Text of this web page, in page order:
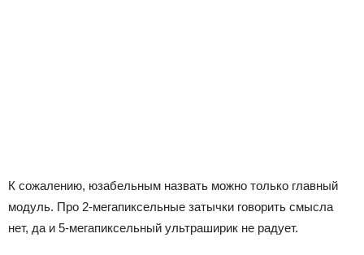
К сожалению, юзабельным назвать можно только главный
модуль. Про 2-мегапиксельные затычки говорить смысла
нет, да и 5-мегапиксельный ультраширик не радует.